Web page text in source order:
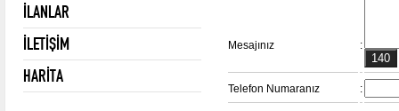
İLANLAR
İLETİŞİM
HARİTA
Mesajınız :
Telefon Numaranız :